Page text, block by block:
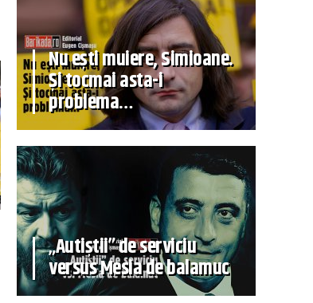
Nu ești muiere, Simioane.
Și tocmai asta-i
problema…
„Autiștii” de serviciu
versus Mesia de balamuc